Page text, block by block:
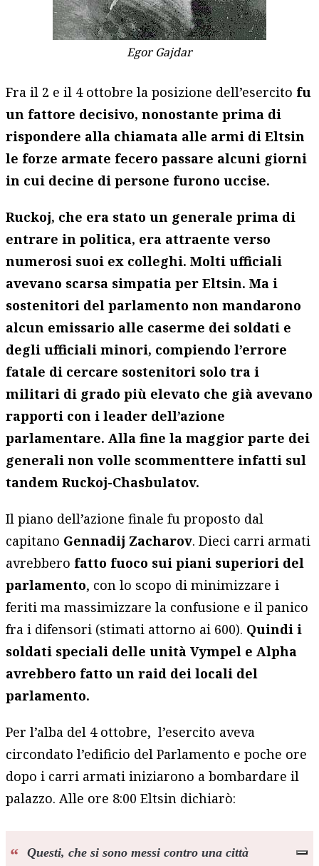
Egor Gajdar
Fra il 2 e il 4 ottobre la posizione dell’esercito fu
un fattore decisivo, nonostante prima di
rispondere alla chiamata alle armi di Eltsin
le forze armate fecero passare alcuni giorni
in cui decine di persone furono uccise.
Ruckoj, che era stato un generale prima di
entrare in politica, era attraente verso
numerosi suoi ex colleghi. Molti ufficiali
avevano scarsa simpatia per Eltsin. Ma i
sostenitori del parlamento non mandarono
alcun emissario alle caserme dei soldati e
degli ufficiali minori, compiendo l’errore
fatale di cercare sostenitori solo tra i
militari di grado più elevato che già avevano
rapporti con i leader dell’azione
parlamentare. Alla fine la maggior parte dei
generali non volle scommenttere infatti sul
tandem Ruckoj-Chasbulatov.
Il piano dell’azione finale fu proposto dal
capitano Gennadij Zacharov. Dieci carri armati
avrebbero fatto fuoco sui piani superiori del
parlamento, con lo scopo di minimizzare i
feriti ma massimizzare la confusione e il panico
fra i difensori (stimati attorno ai 600). Quindi i
soldati speciali delle unità Vympel e Alpha
avrebbero fatto un raid dei locali del
parlamento.
Per l’alba del 4 ottobre, l’esercito aveva
circondato l’edificio del Parlamento e poche ore
dopo i carri armati iniziarono a bombardare il
palazzo. Alle ore 8:00 Eltsin dichiarò:
Questi, che si sono messi contro una città